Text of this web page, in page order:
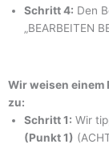
Schritt 4: Den
„BEARBEITEN
Wir weisen einem
zu:
Schritt 1: Wir
(Punkt 1)